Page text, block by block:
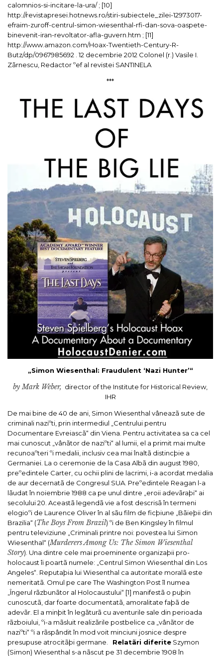
calomnios-si-incitare-la-ura/; [10]
http://revistapresei.hotnews.ro/stiri-subiectele_zilei-12973017-
efraim-zuroff-centrul-simon-wiesenthal-rfi-dan-sova-oaspete-
binevenit-iran-revoltator-afla-guvern.htm ; [11]
http://www.amazon.com/Hoax-Twentieth-Century-R-
Butz/dp/0967985692
12 decembrie 2012 Colonel (r.) Vasile I.
Zãrnescu, Redactor ºef al revistei SANTINELA
***
„Simon Wiesenthal: Fraudulent ‘Nazi Hunter’“
by Mark Weber, director of the Institute for Historical Review,
IHR
De mai bine de 40 de ani, Simon Wiesenthal vâneazã sute de
criminali naziºti, prin intermediul „Centrului pentru
Documentare Evreiascã“ din Viena. Pentru activitatea sa ca cel
mai cunoscut „vânãtor de naziºti“ al lumii, el a primit mai multe
recunoaºteri ºi medalii, inclusiv cea mai înaltã distincþie a
Germaniei. La o ceremonie de la Casa Albã din august 1980,
preºedintele Carter, cu ochii plini de lacrimi, i-a acordat medalia
de aur decernatã de Congresul SUA. Preºedintele Reagan l-a
lãudat în noiembrie 1988 ca pe unul dintre „eroii adevãraþi“ ai
secolului 20. Aceastã legendã vie a fost descrisã în termeni
elogioºi de Laurence Oliver în al sãu film de ficþiune „Bãieþii din
Brazilia“ (The Boys From Brazil) ºi de Ben Kingsley în filmul
pentru televiziune „Criminali printre noi: povestea lui Simon
Wiesenthal“ (Murderers Among Us: The Simon Wiesenthal
Story). Una dintre cele mai proeminente organizaþii pro-
holocaust îi poartã numele: „Centrul Simon Wiesenthal din Los
Angeles“. Reputaþia lui Wiesenthal ca autoritate moralã este
nemeritatã. Omul pe careThe Washington Post îl numea
„Îngerul rãzbunãtor al Holocaustului“ [1] manifestã o puþin
cunoscutã, dar foarte documentatã, amoralitate faþã de
adevãr. El a minþit în legãturã cu aventurile sale din perioada
rãzboiului, ºi-a mãsluit realizãrile postbelice ca „vânãtor de
naziºti“ ºi a rãspândit în mod voit minciuni josnice despre
presupuse atrocitãþi germane.
Relatãri diferite Szymon
(Simon) Wiesenthal s-a nãscut pe 31 decembrie 1908 în